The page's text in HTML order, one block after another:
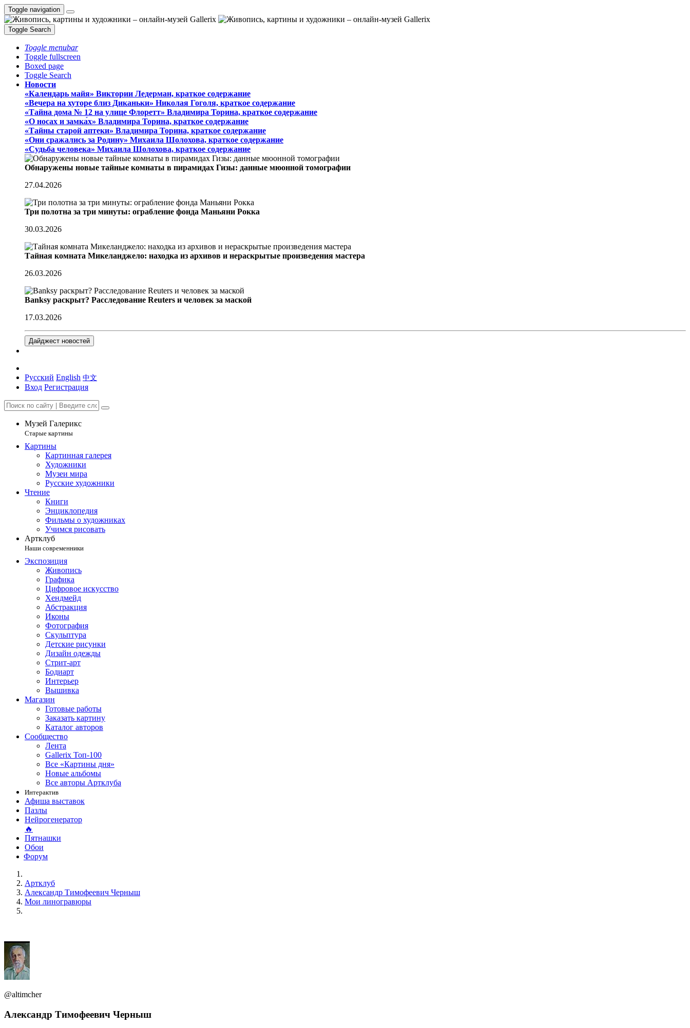
Toggle navigation
Toggle Search
Toggle menubar
Toggle fullscreen
Boxed page
Toggle Search
Новости
«Календарь майя» Виктории Ледерман, краткое содержание
«Вечера на хуторе близ Диканьки» Николая Гоголя, краткое содержание
«Тайна дома № 12 на улице Флоретт» Владимира Торина, краткое содержание
«О носах и замка́х» Владимира Торина, краткое содержание
«Тайны старой аптеки» Владимира Торина, краткое содержание
«Они сражались за Родину» Михаила Шолохова, краткое содержание
«Судьба человека» Михаила Шолохова, краткое содержание
Обнаружены новые тайные комнаты в пирамидах Гизы: данные мюонной томографии
27.04.2026
Три полотна за три минуты: ограбление фонда Маньяни Рокка
30.03.2026
Тайная комната Микеланджело: находка из архивов и нераскрытые произведения мастера
26.03.2026
Banksy раскрыт? Расследование Reuters и человек за маской
17.03.2026
Дайджест новостей
Русский English 中文
Вход Регистрация
Музей Галерикс
Старые картины
Картины
Картинная галерея
Художники
Музеи мира
Русские художники
Чтение
Книги
Энциклопедия
Фильмы о художниках
Учимся рисовать
Артклуб
Наши современники
Экспозиция
Живопись
Графика
Цифровое искусство
Хендмейд
Абстракция
Иконы
Фотография
Скульптура
Детские рисунки
Дизайн одежды
Стрит-арт
Бодиарт
Интерьер
Вышивка
Магазин
Готовые работы
Заказать картину
Каталог авторов
Сообщество
Лента
Gallerix Топ-100
Все «Картины дня»
Новые альбомы
Все авторы Артклуба
Интерактив
Афиша выставок
Пазлы
Нейрогенератор
🔥
Пятнашки
Обои
Форум
Артклуб
Александр Тимофеевич Черныш
Мои линогравюры
@altimcher
Александр Тимофеевич Черныш